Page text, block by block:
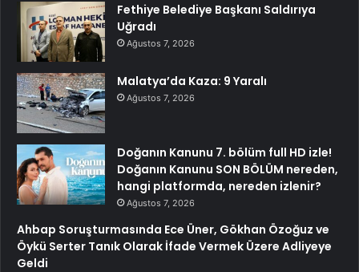
Fethiye Belediye Başkanı Saldırıya
Uğradı
Ağustos 7, 2026
Malatya’da Kaza: 9 Yaralı
Ağustos 7, 2026
Doğanın Kanunu 7. bölüm full HD izle!
Doğanın Kanunu SON BÖLÜM nereden,
hangi platformda, nereden izlenir?
Ağustos 7, 2026
Ahbap Soruşturmasında Ece Üner, Gökhan Özoğuz ve
Öykü Serter Tanık Olarak İfade Vermek Üzere Adliyeye
Geldi